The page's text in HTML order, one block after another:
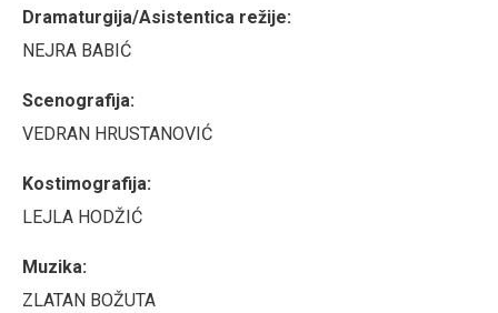
Dramaturgija/Asistentica režije:
NEJRA BABIĆ
Scenografija:
VEDRAN HRUSTANOVIĆ
Kostimografija:
LEJLA HODŽIĆ
Muzika:
ZLATAN BOŽUTA